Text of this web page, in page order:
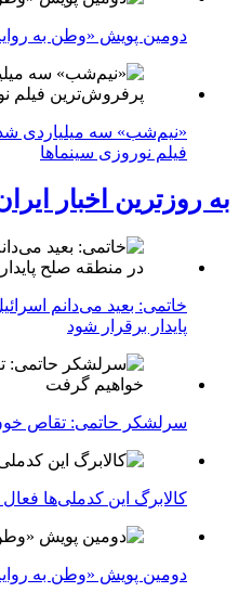
دومین پویش «وطن به
«نیم‌شب» سه میلیاردی
فیلم نوروزی سینماها
به روزترین اخبار
خاتمی: بعید می‌دانم
پایدار برقرار شود
سرلشکر حاتمی: تقاص
کالابرگ این کدملی‌ها
دومین پویش «وطن به